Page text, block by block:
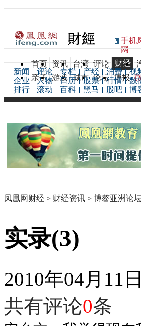
手机
网
首页 资讯 台湾 评论 财经
亲子 游戏 城市 论坛 博报
新闻 评论 专栏 产经 消费 视
企业
人物 日历 股票 行情 数
排行
滚动 百科 黑马 股吧 博
凤凰网财经 > 财经资讯 > 博鳌亚洲论
实录(3)
2010年04月11
共有评论0条